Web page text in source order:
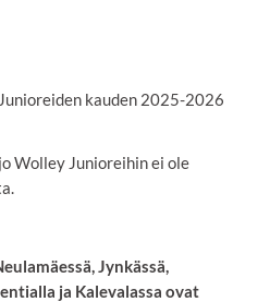
kauden 2025-2026
Wolley Junioreihin ei ole
Jynkässä,
ja Kalevalassa ovat